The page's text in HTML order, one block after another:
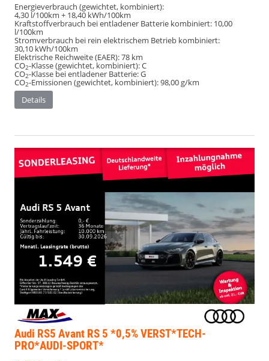
Energieverbrauch (gewichtet, kombiniert):
4,30 l/100km + 18,40 kWh/100km
Kraftstoffverbrauch bei entladener Batterie kombiniert: 10,00
l/100km
Stromverbrauch bei rein elektrischem Betrieb kombiniert:
30,10 kWh/100km
Elektrische Reichweite (EAER):78 km
CO2-Klasse (gewichtet, kombiniert):C
CO2-Klasse bei entladener Batterie:G
CO2-Emissionen (gewichtet, kombiniert):98,00 g/km
Details
Audi RS5 Avant RS 5 *0,5% VERST*TECH-
PRO*AUDI-SPORT*